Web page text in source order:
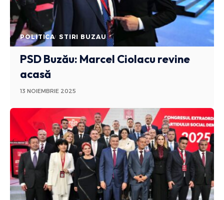
POLITICA STIRI BUZAU
PSD Buzău: Marcel Ciolacu revine
acasă
13 NOIEMBRIE 2025